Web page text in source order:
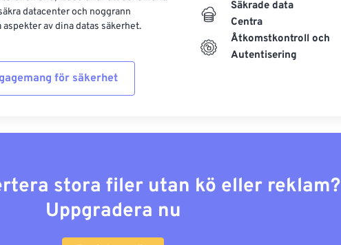
datacenter och noggrann
av dina datas säkerhet.
för säkerhet
Säkrade data
Centra
Åtkomstkontroll och
Autentisering
stora filer utan kö eller reklam?
Uppgradera nu